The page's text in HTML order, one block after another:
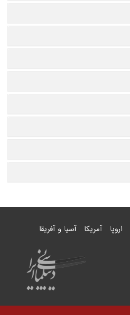
اروپا آمریکا آسیا و آفریقا